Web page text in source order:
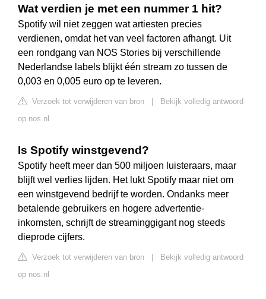
Wat verdien je met een nummer 1 hit?
Spotify wil niet zeggen wat artiesten precies
verdienen, omdat het van veel factoren afhangt. Uit
een rondgang van NOS Stories bij verschillende
Nederlandse labels blijkt één stream zo tussen de
0,003 en 0,005 euro op te leveren.
Verzoek tot verwijderen van bron
Bekijk volledig antwoord
op nos.nl
Is Spotify winstgevend?
Spotify heeft meer dan 500 miljoen luisteraars, maar
blijft wel verlies lijden. Het lukt Spotify maar niet om
een winstgevend bedrijf te worden. Ondanks meer
betalende gebruikers en hogere advertentie-
inkomsten, schrijft de streaminggigant nog steeds
dieprode cijfers.
Verzoek tot verwijderen van bron
Bekijk volledig antwoord
op nos.nl